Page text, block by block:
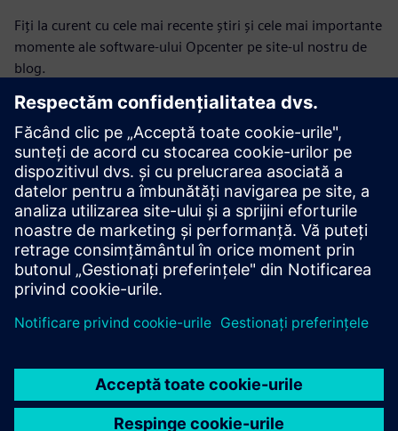
Fiți la curent cu cele mai recente știri și cele mai importante
momente ale software-ului Opcenter pe site-ul nostru de
blog.
Vizitați blogul
Comunitatea Opcenter
Alăturați-vă conversației sau obțineți răspunsuri la toate
întrebările software Opcenter.
Vizitați comunitatea